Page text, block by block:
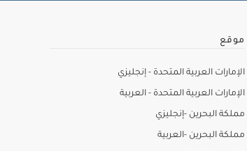
موقع
الإمارات العربية المتحدة - إنجليزي
الإمارات العربية المتحدة - العربية
مملكة البحرين -إنجليزي
مملكة البحرين -العربية